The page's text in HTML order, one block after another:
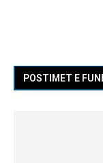
POSTIMET E